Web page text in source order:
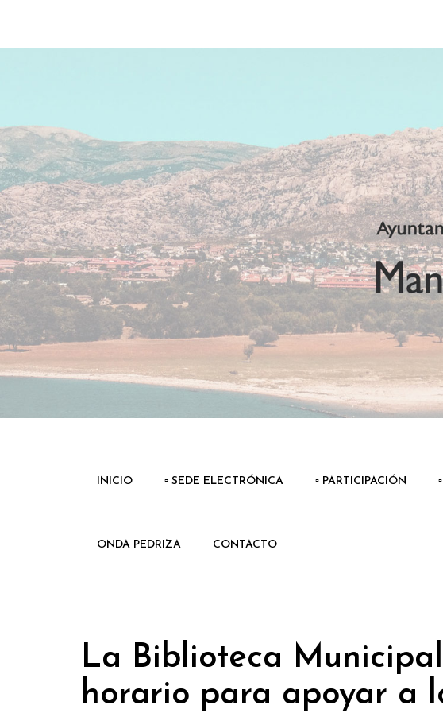
INICIO ▫️ SEDE ELECTRÓNICA ▫️ PARTICIPACIÓN ▫️
ONDA PEDRIZA CONTACTO
La Biblioteca
horario para apoyar a